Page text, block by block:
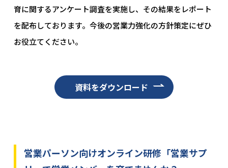
育に関するアンケート調査を実施し、その結果をレポート
を配布しております。今後の営業力強化の方針策定にぜひ
お役立てください。
資料をダウンロード
営業パーソン向けオンライン研修「営業サプ